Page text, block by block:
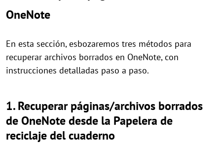
OneNote
En esta sección, esbozaremos tres métodos para
recuperar archivos borrados en OneNote, con
instrucciones detalladas paso a paso.
1. Recuperar páginas/archivos borrados
de OneNote desde la Papelera de
reciclaje del cuaderno